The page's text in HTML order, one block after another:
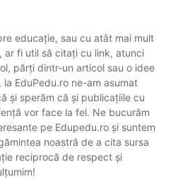
educație, sau cu atât mai mult
ar fi util să citați cu link, atunci
părți dintr-un articol sau o idee
EduPedu.ro ne-am asumat
și sperăm că și publicațiile cu
vor face la fel. Ne bucurăm
pe Edupedu.ro și suntem
noastră de a cita sursa
reciprocă de respect și